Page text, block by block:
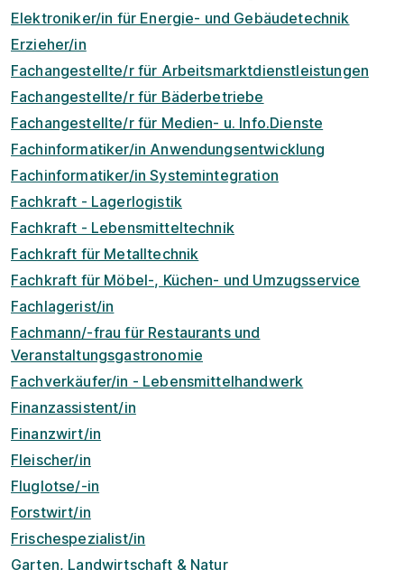
Elektroniker/in für Energie- und Gebäudetechnik
Erzieher/in
Fachangestellte/r für Arbeitsmarktdienstleistungen
Fachangestellte/r für Bäderbetriebe
Fachangestellte/r für Medien- u. Info.Dienste
Fachinformatiker/in Anwendungsentwicklung
Fachinformatiker/in Systemintegration
Fachkraft - Lagerlogistik
Fachkraft - Lebensmitteltechnik
Fachkraft für Metalltechnik
Fachkraft für Möbel-, Küchen- und Umzugsservice
Fachlagerist/in
Fachmann/-frau für Restaurants und
Veranstaltungsgastronomie
Fachverkäufer/in - Lebensmittelhandwerk
Finanzassistent/in
Finanzwirt/in
Fleischer/in
Fluglotse/-in
Forstwirt/in
Frischespezialist/in
Garten, Landwirtschaft & Natur